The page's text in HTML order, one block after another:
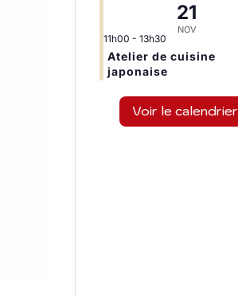
21
NOV
11h00 - 13h30
Atelier de cuisine
japonaise
Voir le calendrier